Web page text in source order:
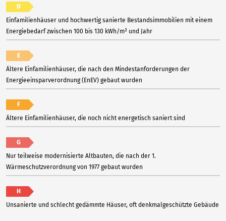
D
Einfamilienhäuser und hochwertig sanierte Bestandsimmobilien mit einem
Energiebedarf zwischen 100 bis 130 kWh/m² und Jahr
E
Ältere Einfamilienhäuser, die nach den Mindestanforderungen der
Energieeinsparverordnung (EnEV) gebaut wurden
F
Ältere Einfamilienhäuser, die noch nicht energetisch saniert sind
G
Nur teilweise modernisierte Altbauten, die nach der 1.
Wärmeschutzverordnung von 1977 gebaut wurden
H
Unsanierte und schlecht gedämmte Häuser, oft denkmalgeschützte Gebäude